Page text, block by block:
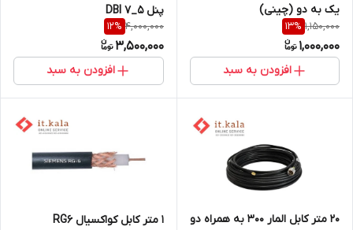
یک به دو (چینی)
1,150,000
13%
1,000,000
افزودن به سبد
پنل 5_7 DBI
4,000,000
12%
3,500,000
افزودن به سبد
20 متر کابل المار 300 به همراه دو
1 متر کابل کواکسیال RG6